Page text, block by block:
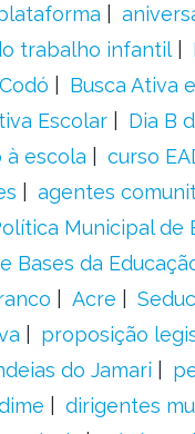
trabalho infantil
Codó Busca Ativa
Escolar
Dia B
escola curso
agentes
Municipal de
Bases da
Acre
proposição
do Jamari
dirigentes